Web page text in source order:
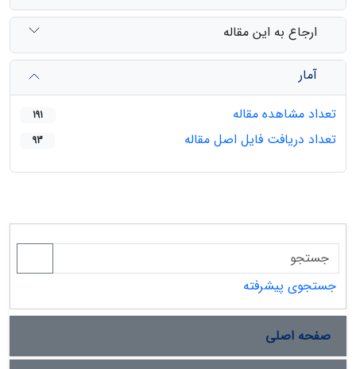
ارجاع به این مقاله
آمار
تعداد مشاهده مقاله
191
تعداد دریافت فایل اصل مقاله 93
جستجوی پیشرفته
صفحه اصلی